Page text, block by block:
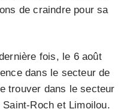
de craindre pour sa
fois, le 6 août
dans le secteur de
trouver dans le secteur
Roch et Limoilou.